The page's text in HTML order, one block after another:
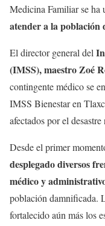
Medicina Familiar se ha
atender a la población
El director general del
(IMSS), maestro Zoé
contingente médico se
IMSS Bienestar en
afectados por el desastre
Desde el primer
desplegado diversos
médico y
población damnificada.
fortalecido aún más los